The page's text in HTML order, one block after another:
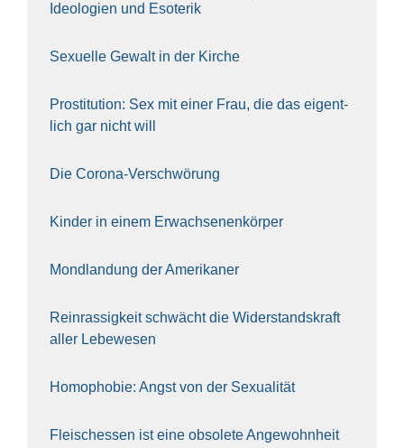
Ideo­lo­gien und Eso­te­rik
Sexu­el­le Gewalt in der Kir­che
Pro­sti­tu­ti­on: Sex mit einer Frau, die das eigent­
lich gar nicht will
Die Coro­na-Ver­schwö­rung
Kin­der in einem Erwach­se­nen­kör­per
Mond­lan­dung der Ame­ri­ka­ner
Rein­ras­sig­keit schwächt die Wider­stands­kraft
aller Lebe­we­sen
Homo­pho­bie: Angst von der Sexua­li­tät
Fleisch­essen ist eine obso­le­te An‍ge‍wohn‍heit